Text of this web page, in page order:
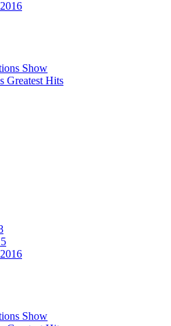
Show
Greatest Hits
Show